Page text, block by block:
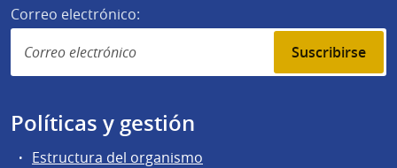
Correo electrónico:
Suscribirse
Políticas y gestión
Estructura del organismo